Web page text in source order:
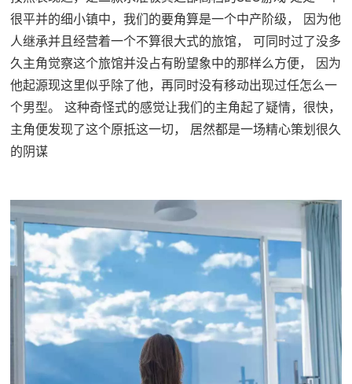
很平并的细小镇中，我们的要角算是一个中产阶级， 因为他
人继承并且经营着一个不算很大式的旅馆， 可同时过了没多
久主角觉察这个旅馆并没占有盼望象中的那样么方便， 因为
他起源现这里似乎除了他，再同时没有移动出现过任怎么一
个男型。 这种奇怪式的感觉让我们的主角起了疑情，很快，
主角便发现了这个原抵这一切， 居然都是一场精心策划很久
的阴谋